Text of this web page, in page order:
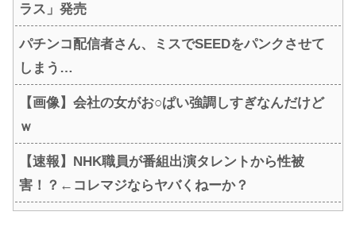
ラス」発売
パチンコ配信者さん、ミスでSEEDをパンクさせて
しまう…
【画像】会社の女がお○ぱい強調しすぎなんだけど
ｗ
【速報】NHK職員が番組出演タレントから性被
害！？←コレマジならヤバくねーか？